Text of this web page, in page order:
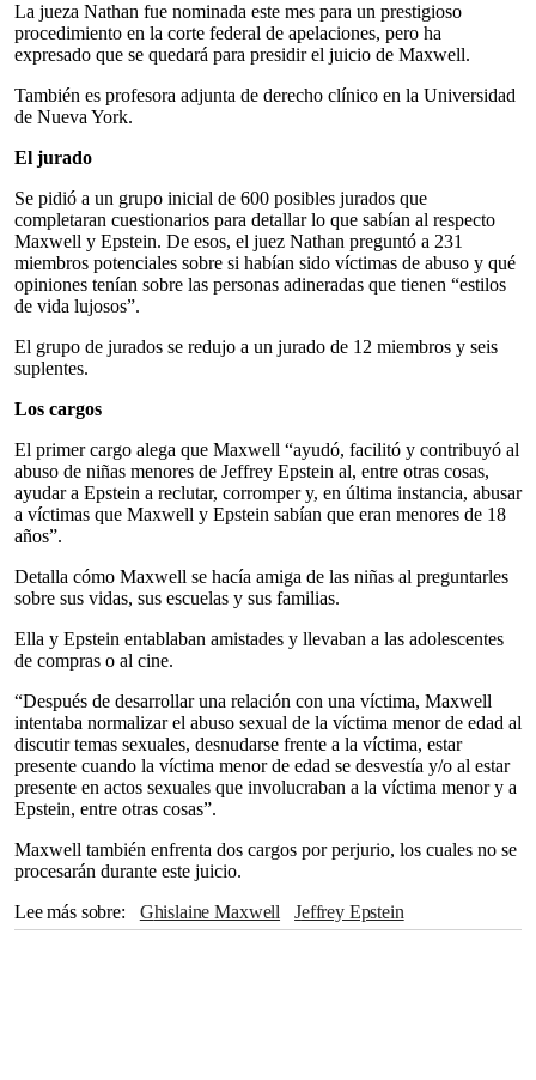
La jueza Nathan fue nominada este mes para un prestigioso
procedimiento en la corte federal de apelaciones, pero ha
expresado que se quedará para presidir el juicio de Maxwell.
También es profesora adjunta de derecho clínico en la Universidad
de Nueva York.
El jurado
Se pidió a un grupo inicial de 600 posibles jurados que
completaran cuestionarios para detallar lo que sabían al respecto
Maxwell y Epstein. De esos, el juez Nathan preguntó a 231
miembros potenciales sobre si habían sido víctimas de abuso y qué
opiniones tenían sobre las personas adineradas que tienen “estilos
de vida lujosos”.
El grupo de jurados se redujo a un jurado de 12 miembros y seis
suplentes.
Los cargos
El primer cargo alega que Maxwell “ayudó, facilitó y contribuyó al
abuso de niñas menores de Jeffrey Epstein al, entre otras cosas,
ayudar a Epstein a reclutar, corromper y, en última instancia, abusar
a víctimas que Maxwell y Epstein sabían que eran menores de 18
años”.
Detalla cómo Maxwell se hacía amiga de las niñas al preguntarles
sobre sus vidas, sus escuelas y sus familias.
Ella y Epstein entablaban amistades y llevaban a las adolescentes
de compras o al cine.
“Después de desarrollar una relación con una víctima, Maxwell
intentaba normalizar el abuso sexual de la víctima menor de edad al
discutir temas sexuales, desnudarse frente a la víctima, estar
presente cuando la víctima menor de edad se desvestía y/o al estar
presente en actos sexuales que involucraban a la víctima menor y a
Epstein, entre otras cosas”.
Maxwell también enfrenta dos cargos por perjurio, los cuales no se
procesarán durante este juicio.
Lee más sobre
Ghislaine Maxwell
Jeffrey Epstein